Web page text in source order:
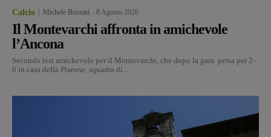
Calcio Michele Bossini 8 Agosto 2026
Il Montevarchi affronta in amichevole
l’Ancona
Secondo test amichevole per il Montevarchi, che dopo la gara persa per 2-
0 in casa della Pianese, squadra di...